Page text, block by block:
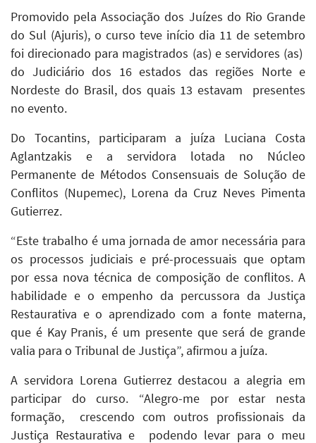
Promovido pela Associação dos Juízes do Rio Grande
do Sul (Ajuris), o curso teve início dia 11 de setembro
foi direcionado para magistrados (as) e servidores (as)
do Judiciário dos 16 estados das regiões Norte e
Nordeste do Brasil, dos quais 13 estavam presentes
no evento.
Do Tocantins, participaram a juíza Luciana Costa
Aglantzakis e a servidora lotada no Núcleo
Permanente de Métodos Consensuais de Solução de
Conflitos (Nupemec), Lorena da Cruz Neves Pimenta
Gutierrez.
“Este trabalho é uma jornada de amor necessária para
os processos judiciais e pré-processuais que optam
por essa nova técnica de composição de conflitos. A
habilidade e o empenho da percussora da Justiça
Restaurativa e o aprendizado com a fonte materna,
que é Kay Pranis, é um presente que será de grande
valia para o Tribunal de Justiça”, afirmou a juíza.
A servidora Lorena Gutierrez destacou a alegria em
participar do curso. “Alegro-me por estar nesta
formação, crescendo com outros profissionais da
Justiça Restaurativa e podendo levar para o meu